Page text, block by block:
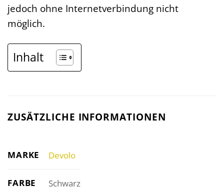
jedoch ohne Internetverbindung nicht
möglich.
Inhalt
ZUSÄTZLICHE INFORMATIONEN
MARKE Devolo
FARBE Schwarz